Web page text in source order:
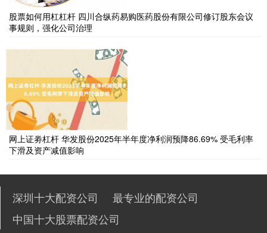
股票如何用杠杠杆 四川合纵药易购医药股份有限公司修订股东会议
事规则，强化公司治理
网上证劵杠杆 华发股份2025年半年度净利润预降86.69% 受毛利率
下滑及资产减值影响
深圳十大配资公司
最专业的配资公司
中国十大股票配资公司